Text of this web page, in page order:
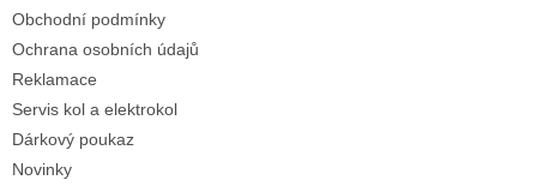
Obchodní podmínky
Ochrana osobních údajů
Reklamace
Servis kol a elektrokol
Dárkový poukaz
Novinky